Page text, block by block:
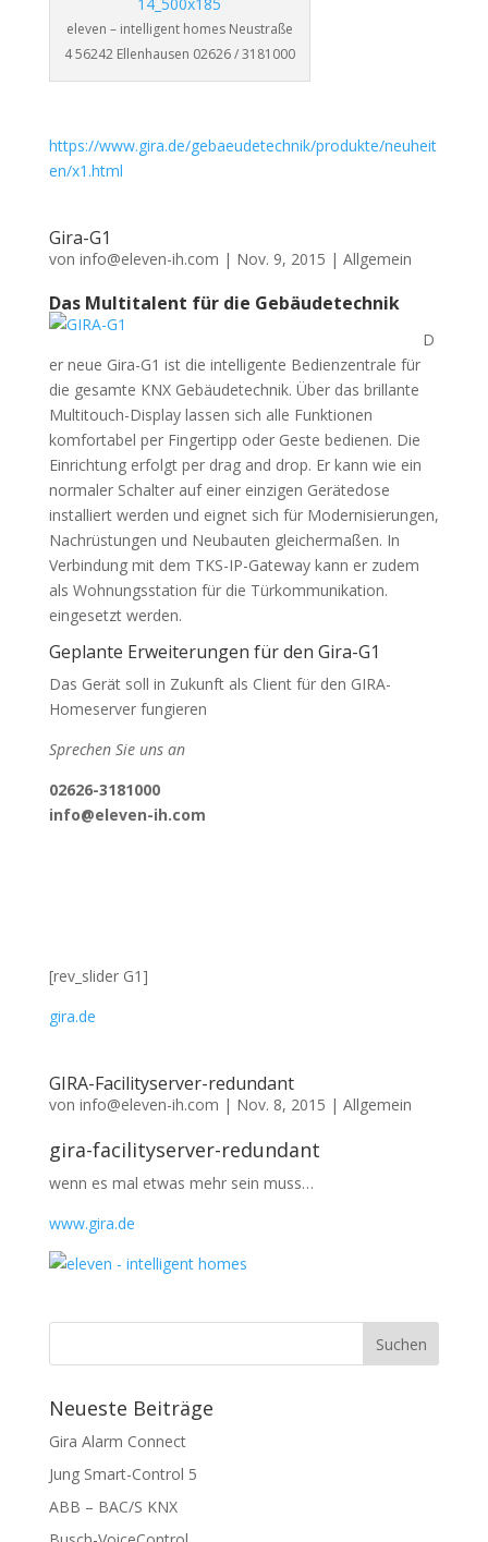
eleven – intelligent homes Neustraße
4 56242 Ellenhausen 02626 / 3181000
https://www.gira.de/gebaeudetechnik/produkte/neuheit
en/x1.html
Gira-G1
von info@eleven-ih.com | Nov. 9, 2015 | Allgemein
Das Multitalent für die Gebäudetechnik
D
er neue Gira-G1 ist die intelligente Bedienzentrale für
die gesamte KNX Gebäudetechnik. Über das brillante
Multitouch-Display lassen sich alle Funktionen
komfortabel per Fingertipp oder Geste bedienen. Die
Einrichtung erfolgt per drag and drop. Er kann wie ein
normaler Schalter auf einer einzigen Gerätedose
installiert werden und eignet sich für Modernisierungen,
Nachrüstungen und Neubauten gleichermaßen. In
Verbindung mit dem TKS-IP-Gateway kann er zudem
als Wohnungsstation für die Türkommunikation.
eingesetzt werden.
Geplante Erweiterungen für den Gira-G1
Das Gerät soll in Zukunft als Client für den GIRA-
Homeserver fungieren
Sprechen Sie uns an
02626-3181000
info@eleven-ih.com
[rev_slider G1]
gira.de
GIRA-Facilityserver-redundant
von info@eleven-ih.com | Nov. 8, 2015 | Allgemein
gira-facilityserver-redundant
wenn es mal etwas mehr sein muss…
www.gira.de
Neueste Beiträge
Gira Alarm Connect
Jung Smart-Control 5
ABB – BAC/S KNX